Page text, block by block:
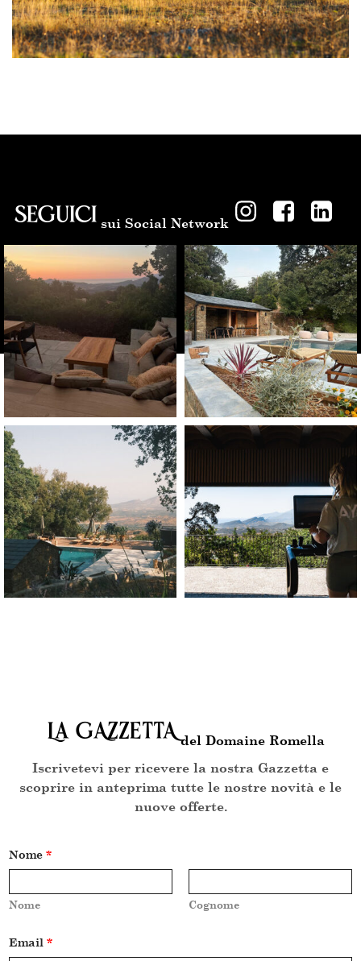
SEGUICI sui Social Network
La GAZZETTA del Domaine Romella
Iscrivetevi per ricevere la nostra Gazzetta e
scoprire in anteprima tutte le nostre novità e le
nuove offerte.
Nome *
Nome Cognome
m
a
Email *